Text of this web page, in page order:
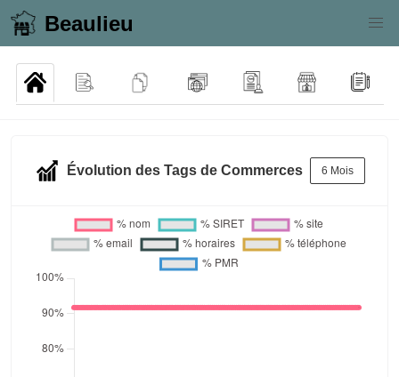
Beaulieu
Évolution des Tags de Commerces 6 Mois